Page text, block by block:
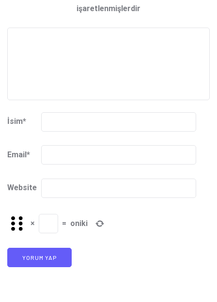
işaretlenmişlerdir
İsim*
Email*
Website
× = oniki